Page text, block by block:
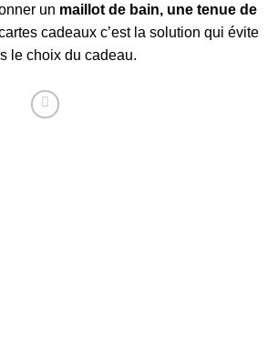
un maillot de bain, une tenue de
cadeaux c’est la solution qui évite
le choix du cadeau.